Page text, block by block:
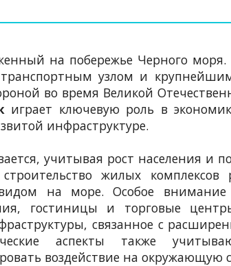
на побережье Черного моря.
транспортным узлом и
во время Великой
играет ключевую роль в
инфраструктуре.
учитывая рост населения и
жилых комплексов
на море. Особое внимание
гостиницы и торговые
связанное с
аспекты также
воздействие на окружающую